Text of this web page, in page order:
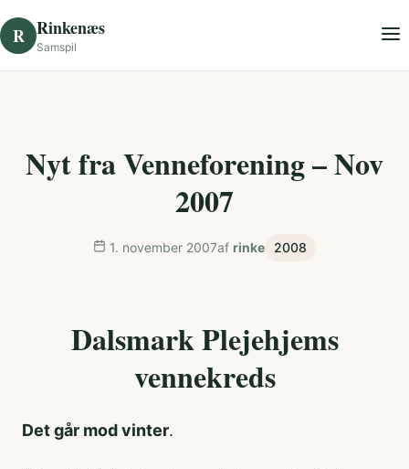
R Rinkenæs
Samspil
Nyt fra Venneforening – Nov
2007
1. november 2007af rinke 2008
Dalsmark Plejehjems
vennekreds
Det går mod vinter.